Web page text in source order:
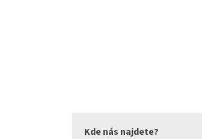
Kde nás najdete?